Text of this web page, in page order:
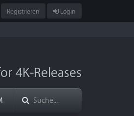
Registrieren Login
4K-Releases